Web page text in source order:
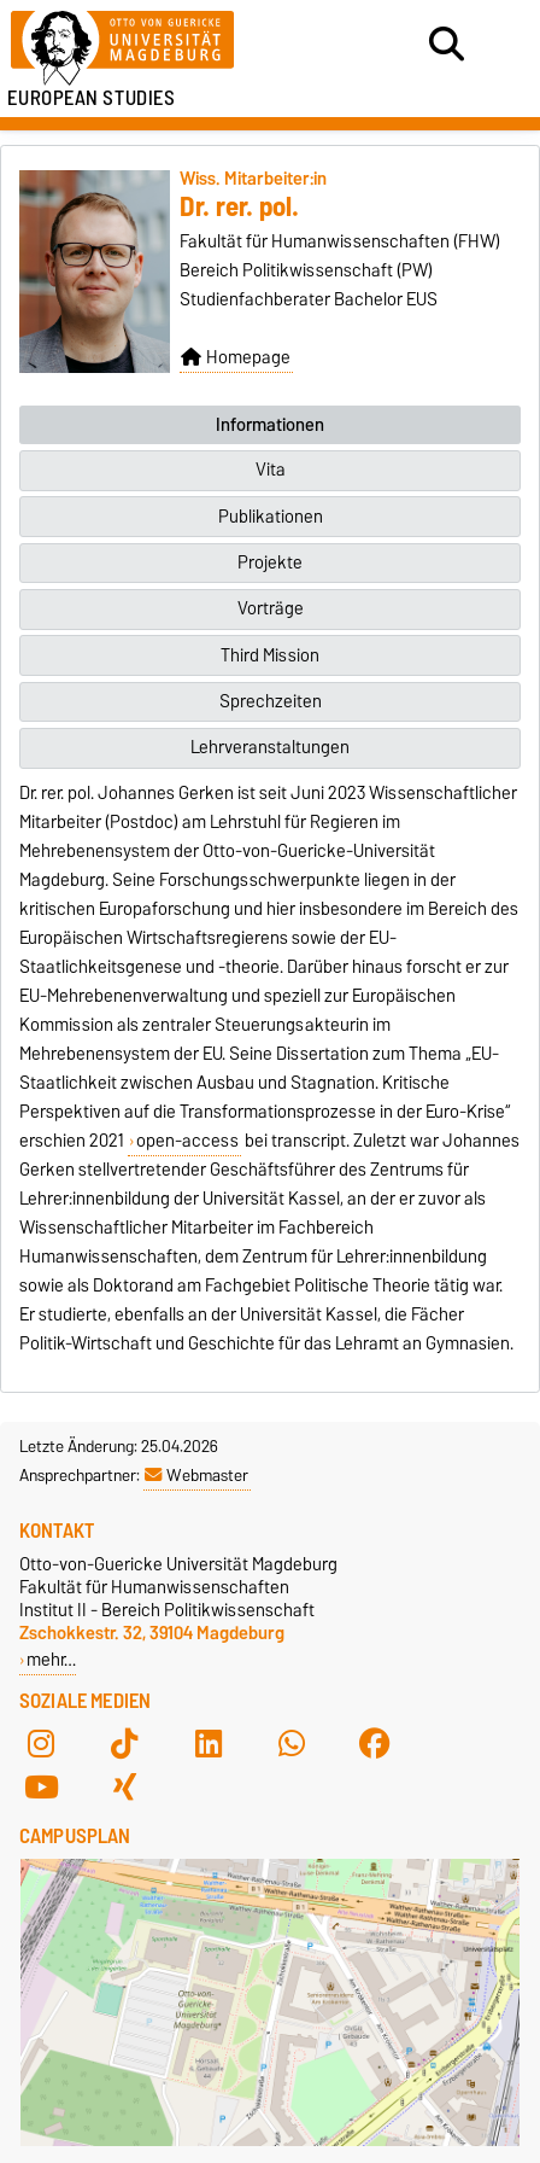
EUROPEAN STUDIES
Wiss. Mitarbeiter:in
Dr. rer. pol.
Fakultät für Humanwissenschaften (FHW)
Bereich Politikwissenschaft (PW)
Studienfachberater Bachelor EUS
Homepage
Informationen
Vita
Publikationen
Projekte
Vorträge
Third Mission
Sprechzeiten
Lehrveranstaltungen
Dr. rer. pol. Johannes Gerken ist seit Juni 2023 Wissenschaftlicher
Mitarbeiter (Postdoc) am Lehrstuhl für Regieren im
Mehrebenensystem der Otto-von-Guericke-Universität
Magdeburg. Seine Forschungsschwerpunkte liegen in der
kritischen Europaforschung und hier insbesondere im Bereich des
Europäischen Wirtschaftsregierens sowie der EU-
Staatlichkeitsgenese und -theorie. Darüber hinaus forscht er zur
EU-Mehrebenenverwaltung und speziell zur Europäischen
Kommission als zentraler Steuerungsakteurin im
Mehrebenensystem der EU. Seine Dissertation zum Thema „EU-
Staatlichkeit zwischen Ausbau und Stagnation. Kritische
Perspektiven auf die Transformationsprozesse in der Euro-Krise“
erschien 2021 open-access bei transcript. Zuletzt war Johannes
Gerken stellvertretender Geschäftsführer des Zentrums für
Lehrer:innenbildung der Universität Kassel, an der er zuvor als
Wissenschaftlicher Mitarbeiter im Fachbereich
Humanwissenschaften, dem Zentrum für Lehrer:innenbildung
sowie als Doktorand am Fachgebiet Politische Theorie tätig war.
Er studierte, ebenfalls an der Universität Kassel, die Fächer
Politik-Wirtschaft und Geschichte für das Lehramt an Gymnasien.­­­
Letzte Änderung: 25.04.2026
Ansprechpartner:
Webmaster
SOZIALE MEDIEN
KONTAKT
Otto-von-Guericke Universität Magdeburg
Fakultät für Humanwissenschaften
Institut II - Bereich Politikwissenschaft
Zschokkestr. 32, 39104 Magdeburg
mehr…
CAMPUSPLAN